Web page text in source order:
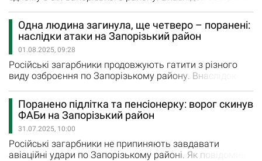
лікарні. «Пошкоджені близько 100 приватних будинків:
вибиті вікна, понівечені дахи та двері. Внаслідок удару
сталося займання будинку, господарчих споруд та
прилеглої території. Надзвичайники пожежу вже
локалізували.…
Одна людина загинула, ще четверо – поранені:
наслідки атаки на Запорізький район
01.08.2025, 09:28
Російські загарбники продовжують гатити з різного
виду озброєння по Запорізькому району. Внаслідок
четверо людей отримали поранення. На жаль, одна
людина загинула. Як сьогодні, 1 серпня, повідомив Іван
Федоров, очільник Запорізької ОВА, у Веселянці
внаслідок влучання у приватний будинок загинув 63-
річний чоловік. У Малокатеринівці…
Поранено підлітка та пенсіонерку: ворог скинув
ФАБи на Запорізький район
31.07.2025, 10:00
Російські загарбники не припиняють завдавати
авіаційні удари по Запорізькому районі. Як повідомив